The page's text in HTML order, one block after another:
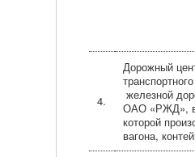
4.
Дорожный
железной
ОАО «РЖД»,
которой
вагона,